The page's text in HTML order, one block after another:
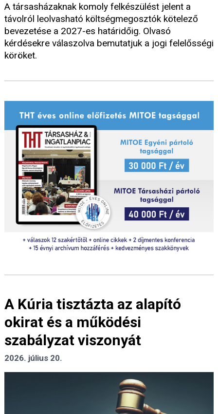
A társasházaknak komoly felkészülést jelent a
távolról leolvasható költségmegosztók kötelező
bevezetése a 2027-es határidőig. Olvasó
kérdésekre válaszolva bemutatjuk a jogi felelősségi
köröket.
A Kúria tisztázta az alapító
okirat és a működési
szabályzat viszonyát
2026. július 20.